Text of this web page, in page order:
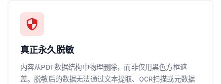
真正永久脱敏
内容从PDF数据结构中物理删除，而非仅用黑色方框遮
盖。脱敏后的数据无法通过文本提取、OCR扫描或元数据